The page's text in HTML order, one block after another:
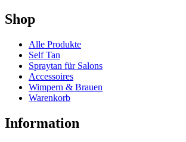
Shop
Alle Produkte
Self Tan
Spraytan für Salons
Accessoires
Wimpern & Brauen
Warenkorb
Information